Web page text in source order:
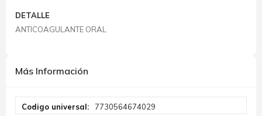
DETALLE
ANTICOAGULANTE ORAL
Más Información
Información
7730564674029